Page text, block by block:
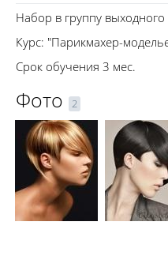
Набор в группу выходного
Курс: "Парикмахер-
Срок обучения 3 мес.
Фото 2